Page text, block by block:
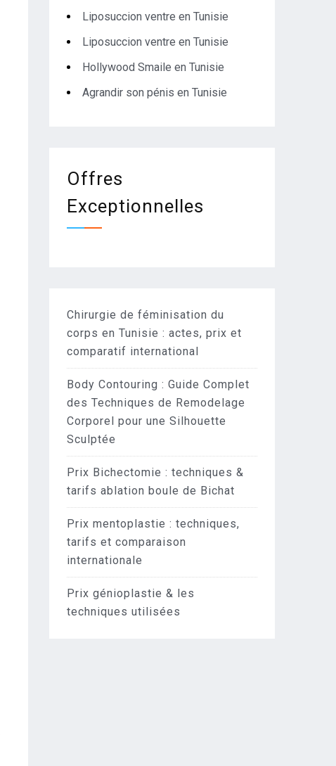
Liposuccion ventre en Tunisie
Liposuccion ventre en Tunisie
Hollywood Smaile en Tunisie
Agrandir son pénis en Tunisie
Offres
Exceptionnelles
Chirurgie de féminisation du
corps en Tunisie : actes, prix et
comparatif international
Body Contouring : Guide Complet
des Techniques de Remodelage
Corporel pour une Silhouette
Sculptée
Prix Bichectomie : techniques &
tarifs ablation boule de Bichat
Prix mentoplastie : techniques,
tarifs et comparaison
internationale
Prix génioplastie & les
techniques utilisées